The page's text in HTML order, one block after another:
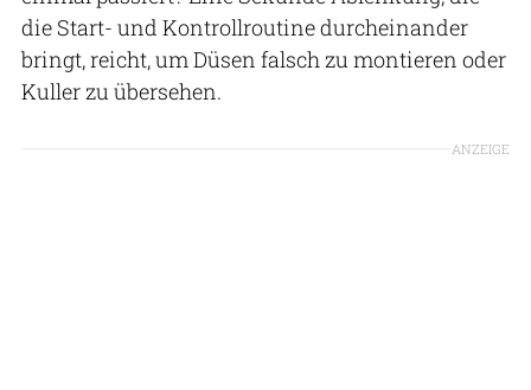
die Start- und Kontrollroutine durcheinander
bringt, reicht, um Düsen falsch zu montieren oder
Kuller zu übersehen.
ANZEIGE